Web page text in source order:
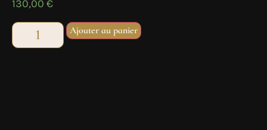
130,00 €
Ajouter au panier